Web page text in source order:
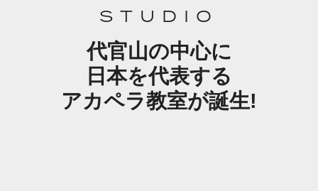
STUDIO
代官山の中心に
日本を代表する
アカペラ教室が誕生!